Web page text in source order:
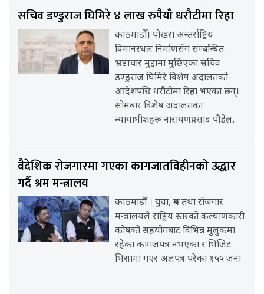
सचिव डण्डुराज घिमिरे ४ लाख रुपैयाँ धरौटीमा रिहा
काठमाडौँ। पोखरा अन्तर्राष्ट्रिय
विमानस्थल निर्माणसँग सम्बन्धित
भ्रष्टाचार मुद्दामा मुछिएका सचिव
डण्डुराज घिमिरे विशेष अदालतको
आदेशपछि धरौटीमा रिहा भएका छन्।
सोमबार विशेष अदालतका
न्यायाधीशहरू नारायणप्रसाद पौडेल,
वैदेशिक रोजगारमा गएका कागजातविहीनको उद्धार
गर्दै श्रम मन्त्रालय
काठमाडौँ । युवा, श्रम तथा रोजगार
मन्त्रालयले राष्ट्रिय स्तरको कल्याणकारी
कोषको सहयोगबाट विभिन्न मुलुकमा
रहेका कागजपत्र नभएका र भिजिट
भिसामा गएर अलपत्र परेका १५५ जना